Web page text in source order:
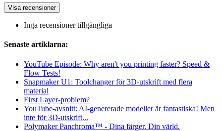
Visa recensioner
Inga recensioner tillgängliga
Senaste artiklarna:
YouTube Episode: Why aren't you printing faster? Speed &
Flow Tests!
Snapmaker U1: Toolchanger för 3D-utskrift med flera
material
First Layer-problem?
YouTube-avsnitt: AI-genererade modeller är fantastiska! Men
inte för 3D-utskrift...
Polymaker Panchroma™ - Dina färger. Din värld.